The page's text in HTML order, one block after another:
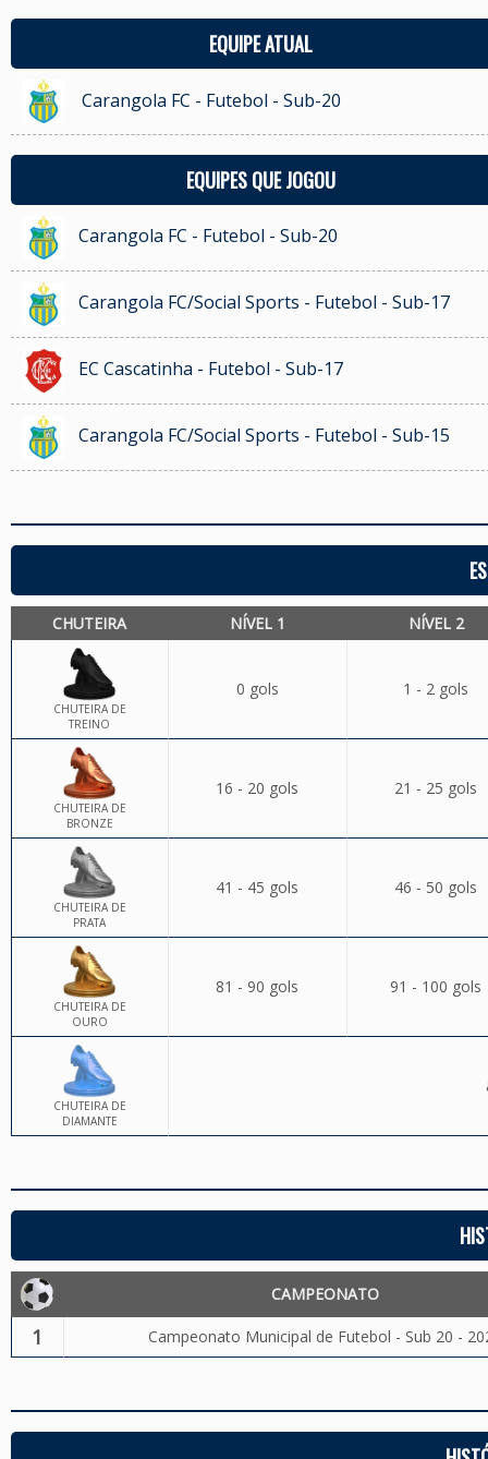
EQUIPE ATUAL
Carangola FC - Futebol - Sub-20
EQUIPES QUE JOGOU
Carangola FC - Futebol - Sub-20
Carangola FC/Social Sports - Futebol - Sub-17
EC Cascatinha - Futebol - Sub-17
Carangola FC/Social Sports - Futebol - Sub-15
CHUTEIRA NÍVEL 1 NÍVEL 2
CHUTEIRA DE
TREINO
0 gols 1 - 2 gols
CHUTEIRA DE
BRONZE
16 - 20 gols 21 - 25 gols
CHUTEIRA DE
PRATA
41 - 45 gols 46 - 50 gols
CHUTEIRA DE
OURO
81 - 90 gols 91 - 100 gols
CHUTEIRA DE
DIAMANTE
CAMPEONATO
1 Campeonato Municipal de Futebol - Sub 20 -